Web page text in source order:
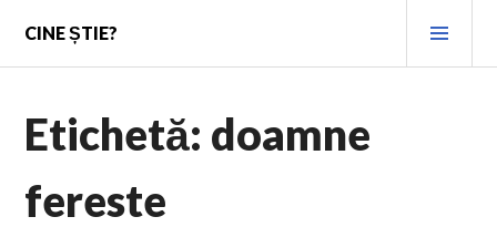
content
CINE ȘTIE?
Etichetă: doamne
fereste